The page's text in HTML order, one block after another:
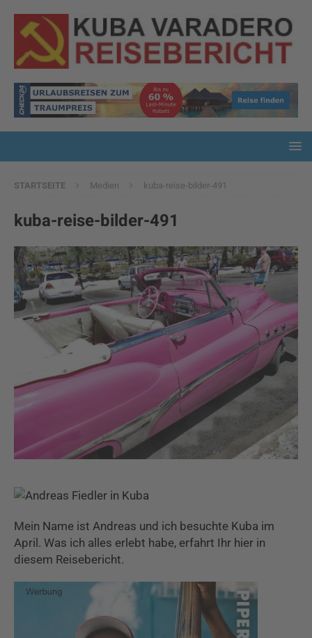
STARTSEITE Medien kuba-reise-bilder-491
kuba-reise-bilder-491
Mein Name ist Andreas und ich besuchte Kuba im
April. Was ich alles erlebt habe, erfahrt Ihr hier in
diesem Reisebericht.